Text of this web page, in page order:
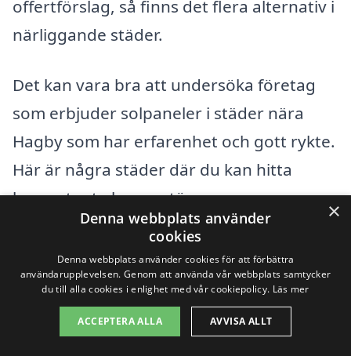
offertförslag, så finns det flera alternativ i
närliggande städer.
Det kan vara bra att undersöka företag
som erbjuder solpaneler i städer nära
Hagby som har erfarenhet och gott rykte.
Här är några städer där du kan hitta
kompetenta leverantörer:
Västervik
Oskarshamn
×
Denna webbplats använder
cookies
Denna webbplats använder cookies för att förbättra
användarupplevelsen. Genom att använda vår webbplats samtycker
du till alla cookies i enlighet med vår cookiepolicy. Läs mer
ACCEPTERA ALLA AVVISA ALLT